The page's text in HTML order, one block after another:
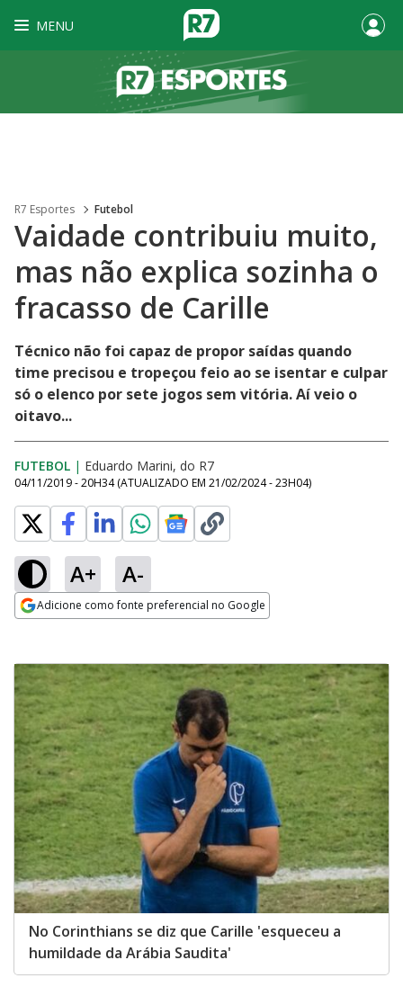
MENU
R7 Esportes Futebol
Vaidade contribuiu muito,
mas não explica sozinha o
fracasso de Carille
Técnico não foi capaz de propor saídas quando
time precisou e tropeçou feio ao se isentar e culpar
só o elenco por sete jogos sem vitória. Aí veio o
oitavo...
FUTEBOL | Eduardo Marini, do R7
04/11/2019 - 20H34 (ATUALIZADO EM 21/02/2024 - 23H04)
A+ A-
Adicione como fonte preferencial no Google
No Corinthians se diz que Carille 'esqueceu a
humildade da Arábia Saudita'